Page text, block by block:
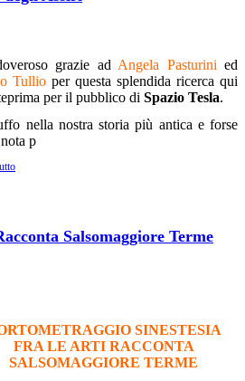
grazie ad Angela Pasturini ed
Tullio per questa splendida ricerca qui
per il pubblico di Spazio Tesla.
nella nostra storia più antica e forse
p
Salsomaggiore Terme
SINESTESIA
FRA LE ARTI RACCONTA
SALSOMAGGIORE TERME